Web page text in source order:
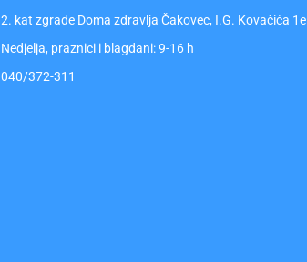
2. kat zgrade Doma zdravlja Čakovec, I.G. Kovačića 1e
Nedjelja, praznici i blagdani: 9-16 h
040/372-311